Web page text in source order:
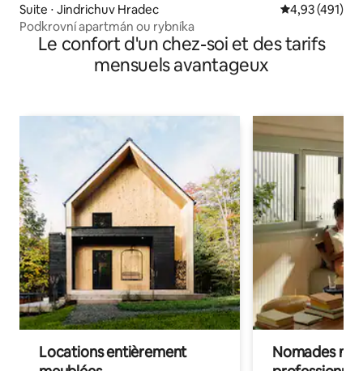
Suite ⋅ Jindrichuv Hradec Évaluation
4,93 (491)
Podkrovní apartmán ou rybníka
Le confort d'un chez-soi et des tarifs
mensuels avantageux
Locations entièrement
Nomades